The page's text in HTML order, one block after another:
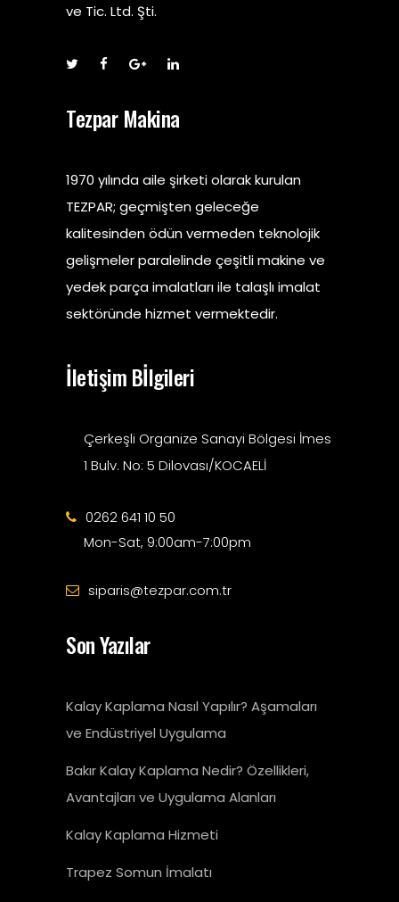
ve Tic. Ltd. Şti.
Tezpar Makina
1970 yılında aile şirketi olarak kurulan
TEZPAR; geçmişten geleceğe
kalitesinden ödün vermeden teknolojik
gelişmeler paralelinde çeşitli makine ve
yedek parça imalatları ile talaşlı imalat
sektöründe hizmet vermektedir.
İletişim Bİlgileri
Çerkeşli Organize Sanayi Bölgesi İmes
1 Bulv. No: 5 Dilovası/KOCAELİ
0262 641 10 50
Mon-Sat, 9:00am-7:00pm
siparis@tezpar.com.tr
Son Yazılar
Kalay Kaplama Nasıl Yapılır? Aşamaları
ve Endüstriyel Uygulama
Bakır Kalay Kaplama Nedir? Özellikleri,
Avantajları ve Uygulama Alanları
Kalay Kaplama Hizmeti
Trapez Somun İmalatı